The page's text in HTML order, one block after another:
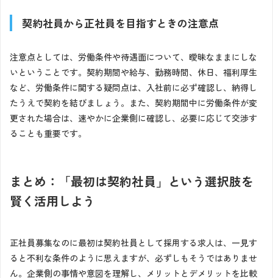
契約社員から正社員を目指すときの注意点
注意点としては、労働条件や待遇面について、曖昧なままにしな
いということです。契約期間や給与、勤務時間、休日、福利厚生
など、労働条件に関する疑問点は、入社前に必ず確認し、納得し
たうえで契約を結びましょう。また、契約期間中に労働条件が変
更された場合は、速やかに企業側に確認し、必要に応じて交渉す
ることも重要です。
まとめ：「最初は契約社員」という選択肢を
賢く活用しよう
正社員募集なのに最初は契約社員として採用する求人は、一見す
ると不利な条件のように思えますが、必ずしもそうではありませ
ん。企業側の事情や意図を理解し、メリットとデメリットを比較